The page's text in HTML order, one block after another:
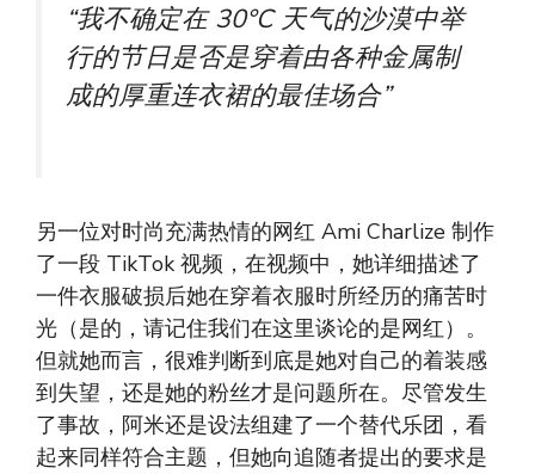
“我不确定在 30°C 天气的沙漠中举
行的节日是否是穿着由各种金属制
成的厚重连衣裙的​​最佳场合”
另一位对时尚充满热情的网红 Ami Charlize 制作
了一段 TikTok 视频，在视频中，她详细描述了
一件衣服破损后她在穿着衣服时所经历的痛苦时
光（是的，请记住我们在这里谈论的是网红）。
但就她而言，很难判断到底是她对自己的着装感
到失望，还是她的粉丝才是问题所在。尽管发生
了事故，阿米还是设法组建了一个替代乐团，看
起来同样符合主题，但她向追随者提出的要求是